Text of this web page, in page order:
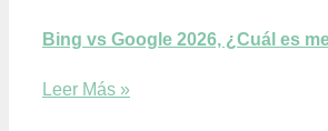
Bing vs Google 2026, ¿Cuál es
Leer Más »